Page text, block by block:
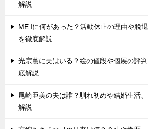
解説
ME:Iに何があった？活動休止の理由や脱
を徹底解説
光宗薫に夫はいる？絵の値段や個展の評
底解説
尾崎亜美の夫は誰？馴れ初めや結婚生活
解説